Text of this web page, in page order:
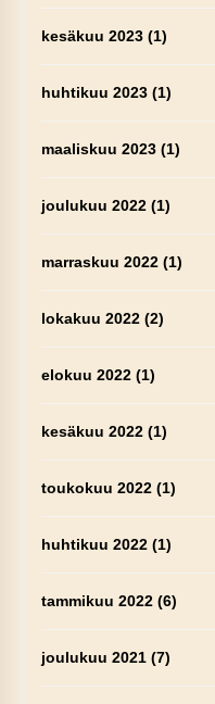
kesäkuu 2023(1)
huhtikuu 2023(1)
maaliskuu 2023(1)
joulukuu 2022(1)
marraskuu 2022(1)
lokakuu 2022(2)
elokuu 2022(1)
kesäkuu 2022(1)
toukokuu 2022(1)
huhtikuu 2022(1)
tammikuu 2022(6)
joulukuu 2021(7)